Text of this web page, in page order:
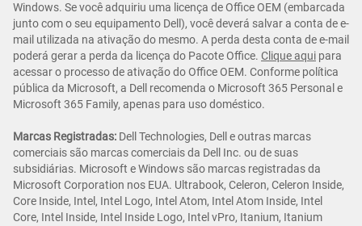
Windows. Se você adquiriu uma licença de Office OEM (embarcada
junto com o seu equipamento Dell), você deverá salvar a conta de e-
mail utilizada na ativação do mesmo. A perda desta conta de e-mail
poderá gerar a perda da licença do Pacote Office. Clique aqui para
acessar o processo de ativação do Office OEM. Conforme política
pública da Microsoft, a Dell recomenda o Microsoft 365 Personal e
Microsoft 365 Family, apenas para uso doméstico.
Marcas Registradas: Dell Technologies, Dell e outras marcas
comerciais são marcas comerciais da Dell Inc. ou de suas
subsidiárias. Microsoft e Windows são marcas registradas da
Microsoft Corporation nos EUA. Ultrabook, Celeron, Celeron Inside,
Core Inside, Intel, Intel Logo, Intel Atom, Intel Atom Inside, Intel
Core, Intel Inside, Intel Inside Logo, Intel vPro, Itanium, Itanium